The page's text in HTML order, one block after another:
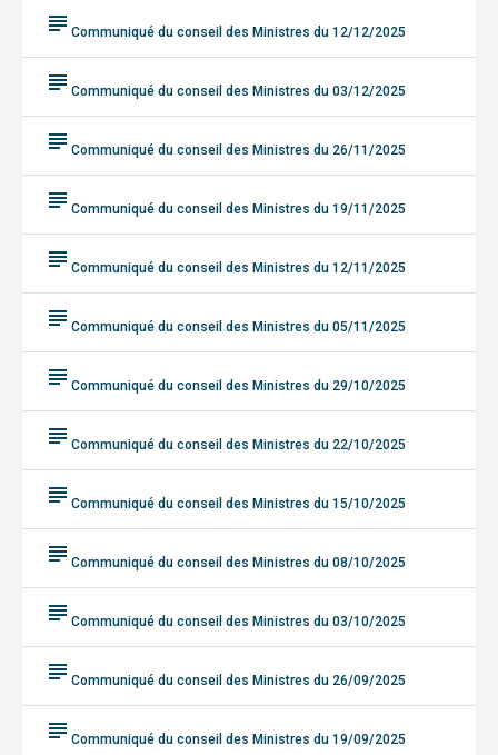
subject Communiqué du conseil des Ministres du 12/12/2025
subject Communiqué du conseil des Ministres du 03/12/2025
subject Communiqué du conseil des Ministres du 26/11/2025
subject Communiqué du conseil des Ministres du 19/11/2025
subject Communiqué du conseil des Ministres du 12/11/2025
subject Communiqué du conseil des Ministres du 05/11/2025
subject Communiqué du conseil des Ministres du 29/10/2025
subject Communiqué du conseil des Ministres du 22/10/2025
subject Communiqué du conseil des Ministres du 15/10/2025
subject Communiqué du conseil des Ministres du 08/10/2025
subject Communiqué du conseil des Ministres du 03/10/2025
subject Communiqué du conseil des Ministres du 26/09/2025
subject Communiqué du conseil des Ministres du 19/09/2025